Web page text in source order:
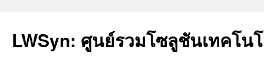
LWSyn: ศูนย์รวมโซลูชันเทคโน